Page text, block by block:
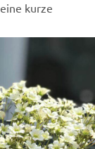
kurze